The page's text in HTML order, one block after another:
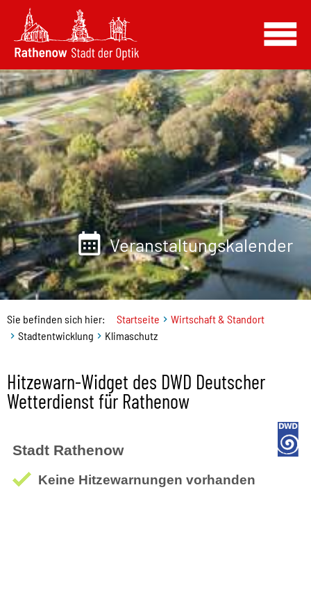
Veranstaltungskalender
Sie befinden sich hier: Startseite
Wirtschaft & Standort
Stadtentwicklung
Klimaschutz
Hitzewarn-Widget des DWD Deutscher
Wetterdienst für Rathenow